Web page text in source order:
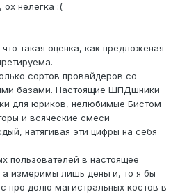
ох нелегка :(
такая оценка, как предложеная
сортов провайдеров со
базами. Настоящие ШПДшники
для юриков, нелюбимые Бистом
и всяческие смеси
натягивая эти цифры на себя
пользователей в настоящее
измеримы лишь деньги, то я бы
про долю магистральных костов в